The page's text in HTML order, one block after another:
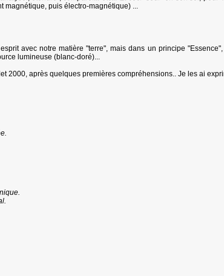
magnétique, puis électro-magnétique) ...
avec notre matière "terre", mais dans un principe
lumineuse (blanc-doré)...
2000, après quelques premières compréhensions.. Je les ai